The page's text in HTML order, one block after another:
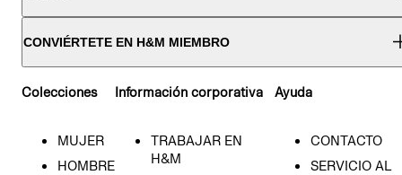
CONVIÉRTETE EN H&M MIEMBRO
Colecciones
MUJER
HOMBRE
Información corporativa
TRABAJAR EN
H&M
Ayuda
CONTACTO
SERVICIO AL